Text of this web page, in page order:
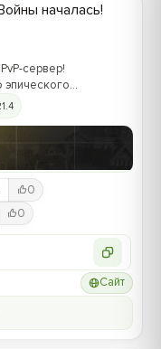
началась!
сервер!
эпического
и Йотунами!
0
0
Сайт